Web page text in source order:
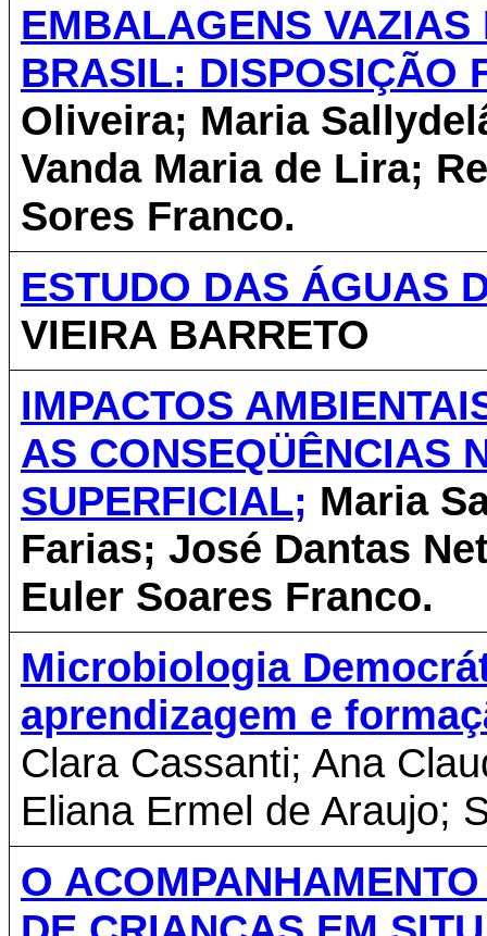
EMBALAGENS
BRASIL: DISPOSIÇÃO
Oliveira; Maria
Vanda Maria de Lira;
Sores Franco.
ESTUDO DAS ÁGUAS
VIEIRA BARRETO
IMPACTOS
AS CONSEQÜÊNCIAS
SUPERFICIAL; Maria
Farias; José Dantas
Euler Soares Franco.
Microbiologia
aprendizagem e
Clara Cassanti; Ana
Eliana Ermel de Araujo;
O